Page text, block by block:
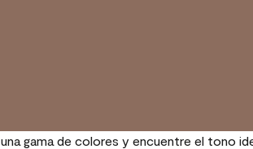
gama de colores y encuentre el tono